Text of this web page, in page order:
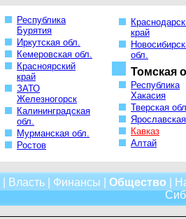
Республика
Бурятия
Иркутская обл.
Кемеровская обл.
Красноярский
край
ЗАТО
Железногорск
Калининградская
обл.
Мурманская обл.
Ростов
край
обл.
Томская
Республика
Хакасия
Тверская
Кавказ
Алтай
Власть| Финансы Общество